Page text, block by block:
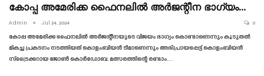
കോപ്പ അമേരിക്ക ഫൈനലിൽ അർജന്റീന ഭാഗ്യം…
Admin Jul 24, 2024 0
കോപ്പ അമേരിക്ക ഫൈനലിൽ അർജന്റീനയുടെ വിജയം ഭാഗ്യം കൊണ്ടാണെന്നും കൂടുതൽ
മികച്ച പ്രകടനം നടത്തിയത് കൊളംബിയൻ ടീമാണെന്നും അഭിപ്രായപ്പെട്ട് കൊളംബിയൻ
സ്‌ട്രൈക്കറായ ജോൺ കൊർഡോബ. മത്സരത്തിന്റെ രണ്ടാം…